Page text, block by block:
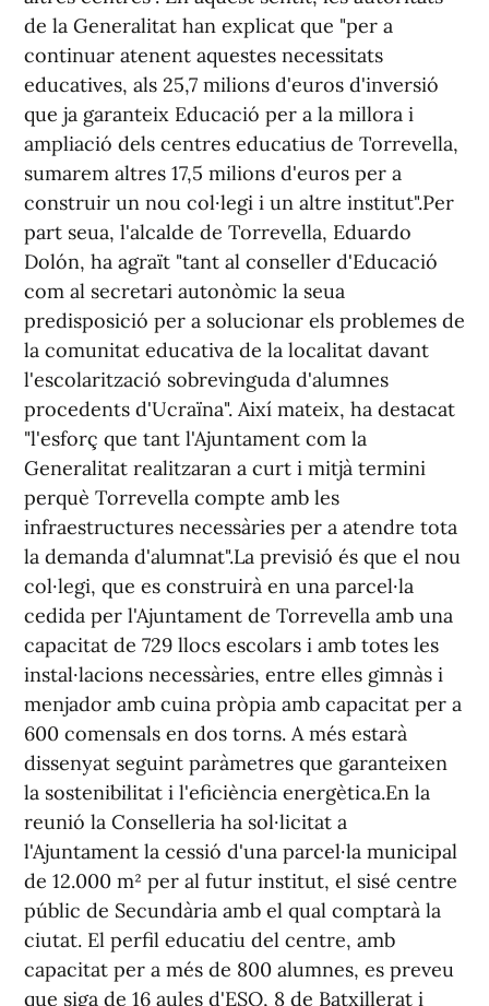
de la Generalitat han explicat que "per a
continuar atenent aquestes necessitats
educatives, als 25,7 milions d'euros d'inversió
que ja garanteix Educació per a la millora i
ampliació dels centres educatius de Torrevella,
sumarem altres 17,5 milions d'euros per a
construir un nou col·legi i un altre institut".Per
part seua, l'alcalde de Torrevella, Eduardo
Dolón, ha agraït "tant al conseller d'Educació
com al secretari autonòmic la seua
predisposició per a solucionar els problemes de
la comunitat educativa de la localitat davant
l'escolarització sobrevinguda d'alumnes
procedents d'Ucraïna". Així mateix, ha destacat
"l'esforç que tant l'Ajuntament com la
Generalitat realitzaran a curt i mitjà termini
perquè Torrevella compte amb les
infraestructures necessàries per a atendre tota
la demanda d'alumnat".La previsió és que el nou
col·legi, que es construirà en una parcel·la
cedida per l'Ajuntament de Torrevella amb una
capacitat de 729 llocs escolars i amb totes les
instal·lacions necessàries, entre elles gimnàs i
menjador amb cuina pròpia amb capacitat per a
600 comensals en dos torns. A més estarà
dissenyat seguint paràmetres que garanteixen
la sostenibilitat i l'eficiència energètica.En la
reunió la Conselleria ha sol·licitat a
l'Ajuntament la cessió d'una parcel·la municipal
de 12.000 m² per al futur institut, el sisé centre
públic de Secundària amb el qual comptarà la
ciutat. El perfil educatiu del centre, amb
capacitat per a més de 800 alumnes, es preveu
que siga de 16 aules d'ESO, 8 de Batxillerat i